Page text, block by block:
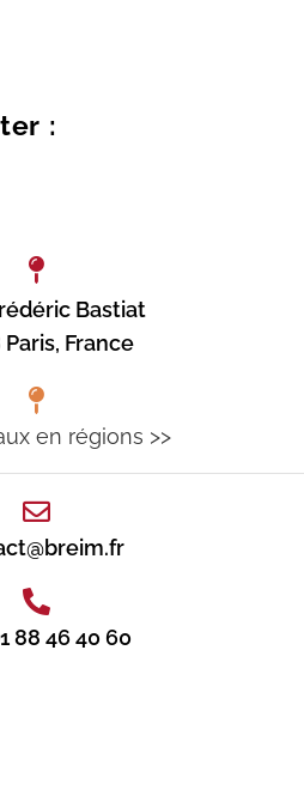
:
Bastiat
France
en régions >>
88 46 40 60